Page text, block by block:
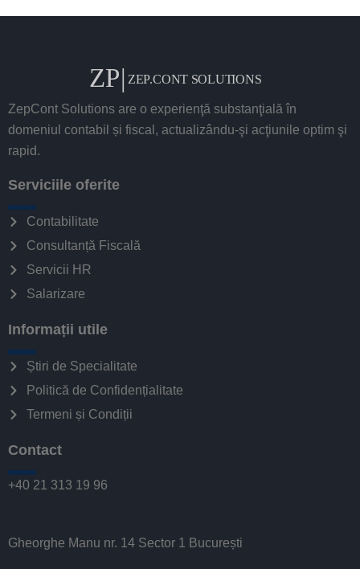
ZepCont Solutions are o experienţă substanţială în
domeniul contabil și fiscal, actualizându-şi acţiunile optim şi
rapid.
Serviciile oferite
Contabilitate
Consultanță Fiscală
Servicii HR
Salarizare
Informații utile
Știri de Specialitate
Politică de Confidențialitate
Termeni și Condiții
Contact
+40 21 313 19 96
Gheorghe Manu nr. 14 Sector 1 București